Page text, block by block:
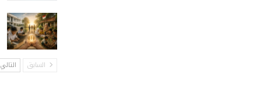
السابق التالي